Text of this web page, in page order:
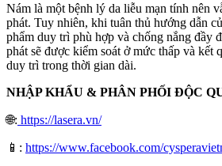
Nám là một bệnh lý da liễu mạn tính nên
phát. Tuy nhiên, khi tuân thủ hướng dẫn
phẩm duy trì phù hợp và chống nắng đầy
phát sẽ được kiểm soát ở mức thấp và kết
duy trì trong thời gian dài.
NHẬP KHẨU & PHÂN PHỐI ĐỘC
🌐: https://lasera.vn/
📱: https://www.facebook.com/